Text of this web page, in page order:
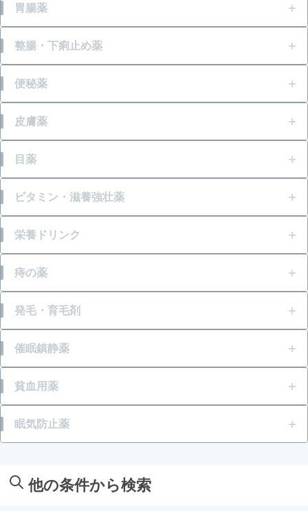
胃腸薬
胃痛
胸焼け
はきけ・むかつき
胃もたれ・胃部不快感
整腸・下痢止め薬
食あたり・水あたりによる下痢
腹痛を伴う下痢
暴飲暴食・寝冷えによる下痢
消化不良による下痢
便秘
整腸（便通を整えたい）
腹部膨満感
便秘薬
急性便秘（生活環境が変わったときなど）
便秘（食後の腹痛、コロコロ小さい便）
加齢・運動不足による便秘、残便感・膨満感
便秘（便意感じにくい、固くて大きい便）
皮膚薬
かゆみ
虫さされ
湿疹
化膿
あせも
水虫
保湿
きり傷、さし傷
しもやけ
いぼ・たこ・うおのめ
目薬
目の疲れ
結膜充血
目のかすみ
目の乾き・コンタクトレンズ装着時の不快感
目のアレルギー（花粉等）
紫外線等による眼炎（雪目など）
結膜炎（はやり目）・ものもらい
ビタミン・滋養強壮薬
肉体疲労・からだの不調等の栄養補給
風邪等での発熱・体力消耗
肌荒れ
口内炎
骨歯の発育不良・衰え
神経痛、筋肉痛・関節痛
しみ、そばかす
栄養ドリンク
肉体疲労・からだの不調等の栄養補給
風邪等での発熱・体力消耗
肌荒れ
胃腸障害
痔の薬
痔の痛み
痔の出血
痔のはれ（炎症）
痔のかゆみ
発毛・育毛剤
壮年性脱毛症
円形脱毛症
フケが原因の脱毛症
眉毛脱毛症・薄毛
催眠鎮静薬
いらいら感・緊張感・興奮感等
一時的な不眠
貧血用薬
貧血
眠気防止薬
倦怠感
他の条件から検索